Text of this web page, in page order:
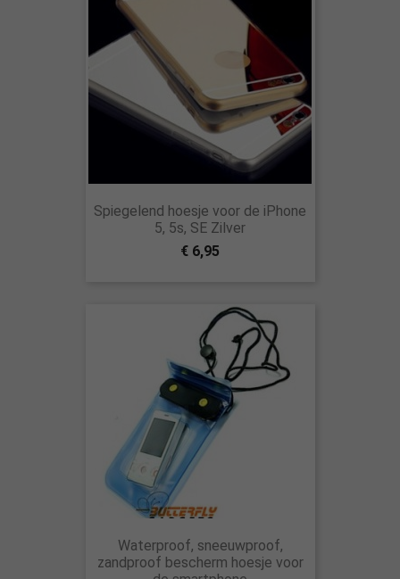
Spiegelend hoesje voor de iPhone
5, 5s, SE Zilver
€ 6,95
Waterproof, sneeuwproof,
zandproof bescherm hoesje voor